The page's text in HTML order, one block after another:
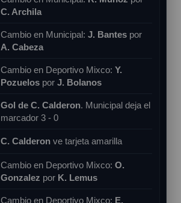
C. Archila
Cambio en Municipal: J. Bantes por
A. Cabeza
Cambio en Deportivo Mixco: Y.
Pozuelos por J. Bolanos
Gol de C. Calderon. Municipal deja el
marcador 3 - 0
C. Calderon ve tarjeta amarilla
Cambio en Deportivo Mixco: O.
Gonzalez por K. Lemus
Cambio en Deportivo Mixco: E.